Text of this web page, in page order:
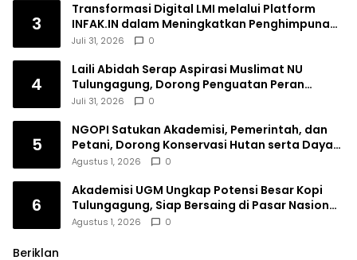
3
Transformasi Digital LMI melalui Platform
INFAK.IN dalam Meningkatkan Penghimpunan
Dana Filantropi Islam
Juli 31, 2026 0
4
Laili Abidah Serap Aspirasi Muslimat NU
Tulungagung, Dorong Penguatan Peran
Perempuan
Juli 31, 2026 0
5
NGOPI Satukan Akademisi, Pemerintah, dan
Petani, Dorong Konservasi Hutan serta Daya
Saing Kopi Tulungagung
Agustus 1, 2026 0
6
Akademisi UGM Ungkap Potensi Besar Kopi
Tulungagung, Siap Bersaing di Pasar Nasional
hingga Dunia
Agustus 1, 2026 0
Beriklan